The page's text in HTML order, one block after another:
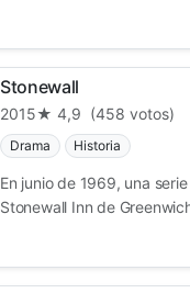
Stonewall
2015★ 4,9 (458 votos)
Drama Historia
En junio de 1969, una
Stonewall Inn de